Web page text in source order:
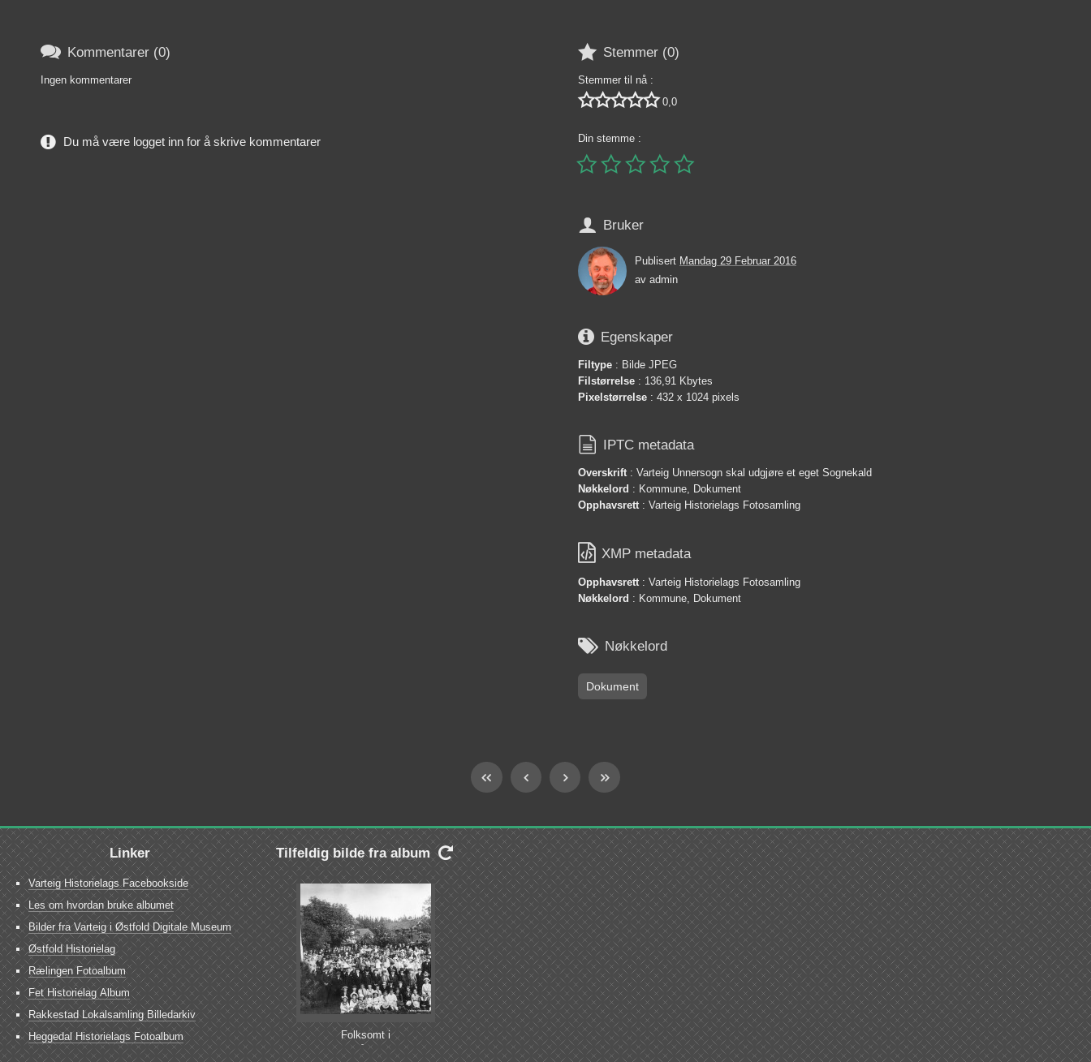
 Stemmer (0)
Stemmer til nå :
 0,0
Din stemme :

 Bruker
Publisert Mandag 29 Februar 2016
av admin
 Egenskaper
Filtype : Bilde JPEG
Filstørrelse : 136,91 Kbytes
Pixelstørrelse : 432 x 1024 pixels
 IPTC metadata
Overskrift: Varteig Unnersogn skal udgjøre et eget Sognekald
Nøkkelord : Kommune, Dokument
Opphavsrett: Varteig Historielags Fotosamling
 XMP metadata
Opphavsrett: Varteig Historielags Fotosamling
Nøkkelord : Kommune, Dokument
 Nøkkelord
Dokument
 Kommentarer (0)
Ingen kommentarer
Du må være logget inn for å skrive kommentarer
Linker
Varteig Historielags Facebookside
Les om hvordan bruke albumet
Bilder fra Varteig i Østfold Digitale Museum
Østfold Historielag
Rælingen Fotoalbum
Fet Historielag Album
Rakkestad Lokalsamling Billedarkiv
Heggedal Historielags Fotoalbum
Tilfeldig bilde fra album 
Folksomt i
Prestegårdshaven